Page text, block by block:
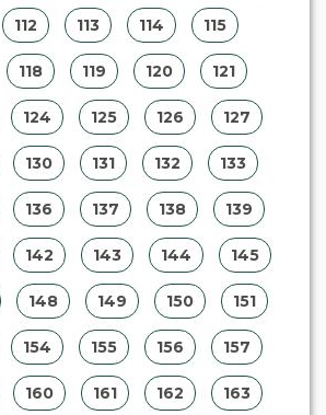
112 113 114 115
118 119 120 121
124 125 126 127
130 131 132 133
136 137 138 139
142 143 144 145
148 149 150 151
154 155 156 157
160 161 162 163